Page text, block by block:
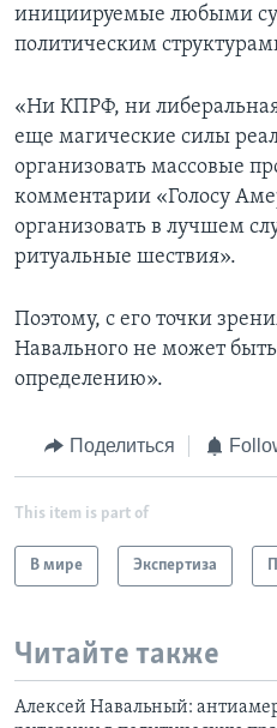
инициируемые любыми
политическим
«Ни КПРФ, ни
еще магические силы
организовать массовые
комментарии «Голосу
организовать в лучшем
ритуальные шествия».
Поэтому, с его точки
Навального не может
определению».
Поделиться
This item is part of
В мире Экспертиза
Читайте также
Алексей Навальный: